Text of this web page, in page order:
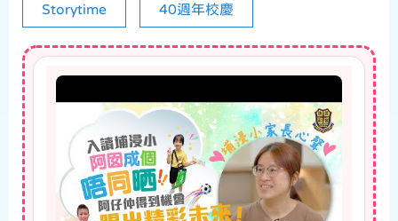
Storytime 40週年校慶